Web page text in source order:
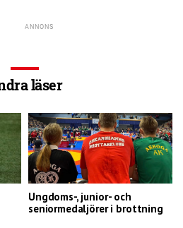
läser
Ungdoms-, junior- och
seniormedaljörer i brottning